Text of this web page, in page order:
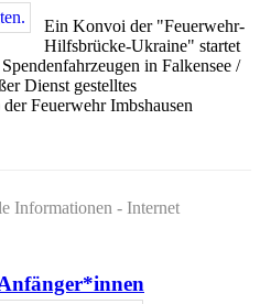
Ein Konvoi der "Feuerwehr-
Hilfsbrücke-Ukraine" startet
in Falkensee /
Dienst gestelltes
Feuerwehr Imbshausen
Informationen - Internet